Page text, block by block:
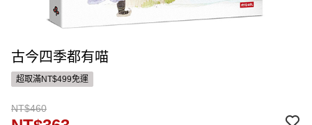
古今四季都有喵
超取滿NT$499免運
NT$460